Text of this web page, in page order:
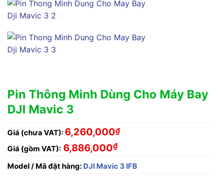
Pin Thông Minh Dùng Cho Máy Bay
DJI Mavic 3
Giá (chưa VAT): 6,260,000₫
Giá (gồm VAT): 6,886,000₫
Model / Mã đặt hàng: DJI Mavic 3 IFB